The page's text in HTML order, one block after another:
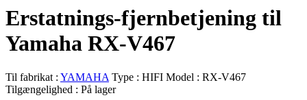
Erstatnings-fjernbetjening til
Yamaha RX-V467
Til fabrikat : YAMAHA Type : HIFI Model : RX-V467
Tilgængelighed : På lager